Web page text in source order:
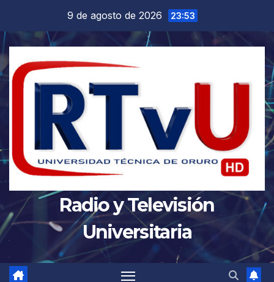
contenido
9 de agosto de 2026 23:53
Radio y Televisión
Universitaria